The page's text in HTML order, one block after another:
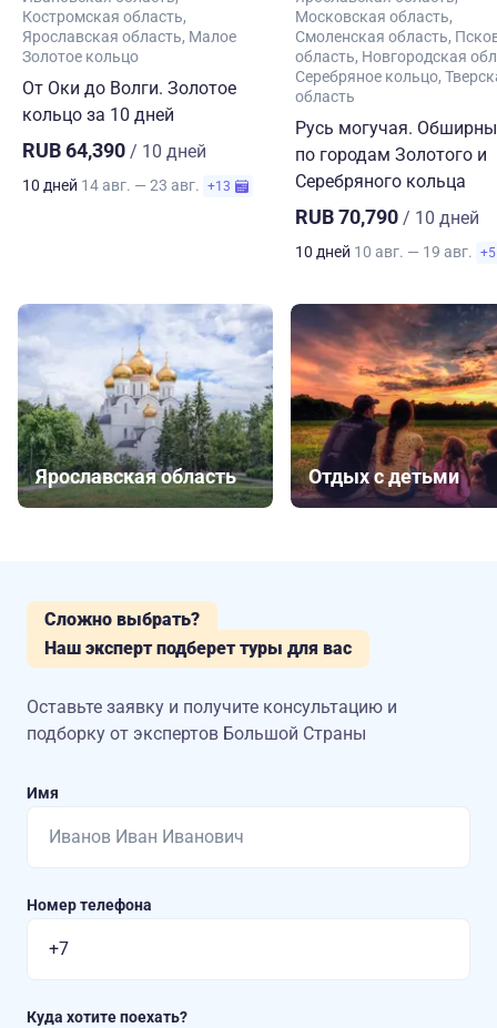
Костромская область
Ярославская область Малое
Золотое кольцо
От Оки до Волги. Золотое
кольцо за 10 дней
RUB 64,390 / 10 дней
10 дней 14 авг. — 23 авг. +13
Московская область
Смоленская область
область Новгородская
Серебряное кольцо
область
Русь могучая.
по городам Золотого и
Серебряного кольца
RUB 70,790 / 10 дней
10 дней 10 авг. — 19 авг. +5
Ярославская область Отдых с детьми
Сложно выбрать?
Наш эксперт подберет туры для вас
Оставьте заявку и получите консультацию и
подборку от экспертов Большой Страны
Имя
Номер телефона
Куда хотите поехать?